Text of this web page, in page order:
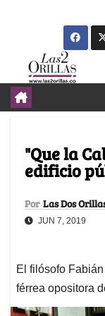
"Que la
edificio
Por Las Dos
JUN 7, 2019
El filósofo
férrea opositora